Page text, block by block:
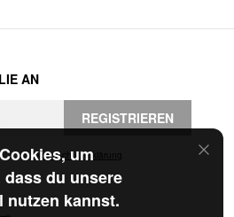
um
du unsere
nutzen kannst.
AN
REGISTRIEREN
und die Datenschutzerklärung